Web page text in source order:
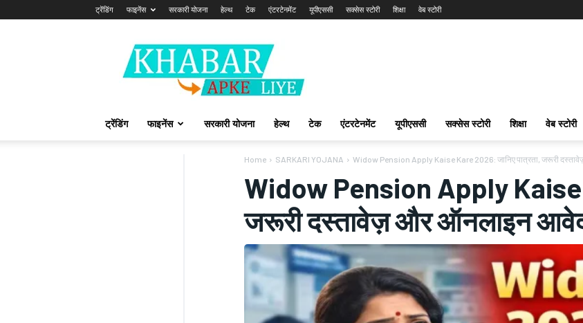
ट्रेंडिंग फाइनेंस सरकारी योजना हेल्थ टेक एंटरटेनमेंट यूपीएससी सक्सेस स्टोरी शिक्षा वेब स्टोरी
Khabarapkeliye.com
ट्रेंडिंग फाइनेंस सरकारी योजना हेल्थ टेक एंटरटेनमेंट यूपीएससी सक्सेस स्टोरी शिक्षा वेब स्टोरी
Home SARKARI YOJANA Widow Pension Apply Kaise Kare 2026: जानिए पात्रता, जरूरी
Widow Pension Apply Kaise
जरूरी दस्तावेज़ और ऑनलाइन